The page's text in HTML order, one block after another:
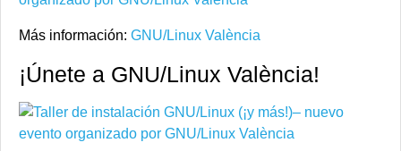
Más información: GNU/Linux València
¡Únete a GNU/Linux València!